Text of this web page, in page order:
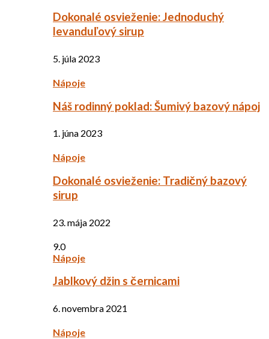
Dokonalé osvieženie: Jednoduchý
levanduľový sirup
5. júla 2023
Nápoje
Náš rodinný poklad: Šumivý bazový nápoj
1. júna 2023
Nápoje
Dokonalé osvieženie: Tradičný bazový
sirup
23. mája 2022
9.0
Nápoje
Jablkový džin s černicami
6. novembra 2021
Nápoje